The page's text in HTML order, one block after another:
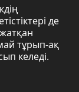
де
тұрып-ақ
келеді.